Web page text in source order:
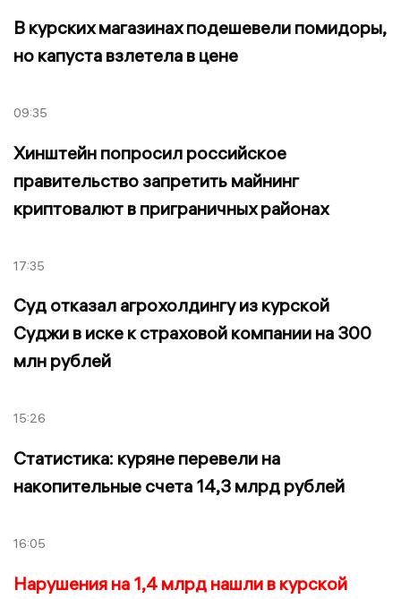
В курских магазинах подешевели помидоры,
но капуста взлетела в цене
09:35
Хинштейн попросил российское
правительство запретить майнинг
криптовалют в приграничных районах
17:35
Суд отказал агрохолдингу из курской
Суджи в иске к страховой компании на 300
млн рублей
15:26
Статистика: куряне перевели на
накопительные счета 14,3 млрд рублей
16:05
Нарушения на 1,4 млрд нашли в курской